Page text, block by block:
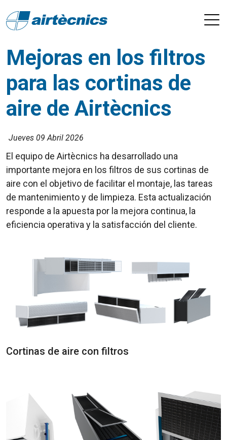
Mejoras en los filtros
para las cortinas de
aire de Airtècnics
Jueves 09 Abril 2026
El equipo de Airtècnics ha desarrollado una
importante mejora en los filtros de sus cortinas de
aire con el objetivo de facilitar el montaje, las tareas
de mantenimiento y de limpieza. Esta actualización
responde a la apuesta por la mejora continua, la
eficiencia operativa y la satisfacción del cliente.
Cortinas de aire con filtros